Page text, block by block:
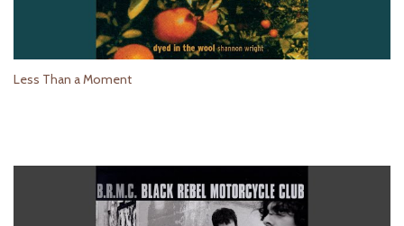
Less Than a Moment